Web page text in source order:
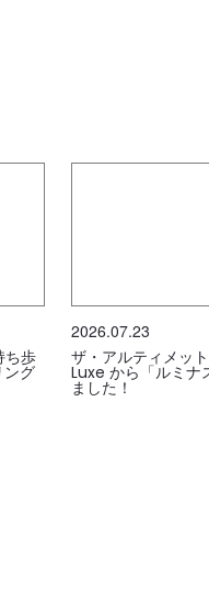
ち歩
ング
2026.07.23
ザ・アルティメッ
Luxe から「ルミナ
ました！